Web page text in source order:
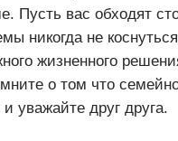
вас обходят
никогда не
жизненного
о том что
уважайте друг друга.